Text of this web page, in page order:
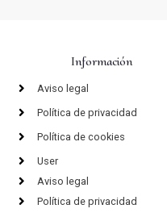
Información
Aviso legal
Política de privacidad
Política de cookies
User
Aviso legal
Política de privacidad